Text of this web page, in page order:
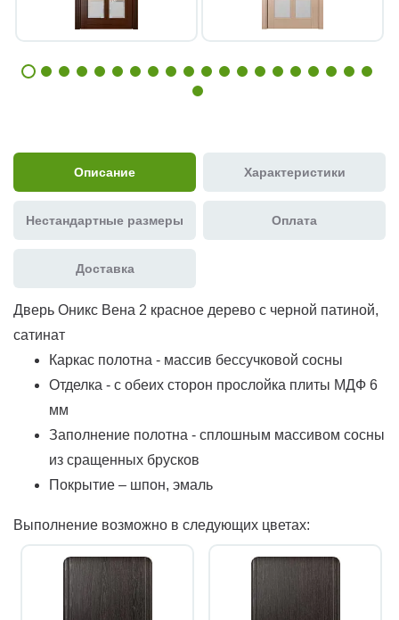
Описание Характеристики
Нестандартные размеры Оплата
Доставка
Дверь Оникс Вена 2 красное дерево с черной патиной,
сатинат
Каркас полотна - массив бессучковой сосны
Отделка - с обеих сторон прослойка плиты МДФ 6
мм
Заполнение полотна - сплошным массивом сосны
из сращенных брусков
Покрытие – шпон, эмаль
Выполнение возможно в следующих цветах: